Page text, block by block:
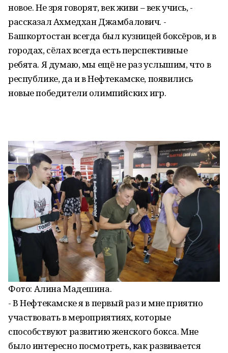
новое. Не зря говорят, век живи – век учись, -
рассказал Ахмедхан Джамбалович. -
Башкортостан всегда был кузницей боксёров, и в
городах, сёлах всегда есть перспективные
ребята. Я думаю, мы ещё не раз услышим, что в
республике, да и в Нефтекамске, появились
новые победители олимпийских игр.
Фото: Алина Мадешина.
- В Нефтекамске я в первый раз и мне приятно
участвовать в мероприятиях, которые
способствуют развитию женского бокса. Мне
было интересно посмотреть, как развивается